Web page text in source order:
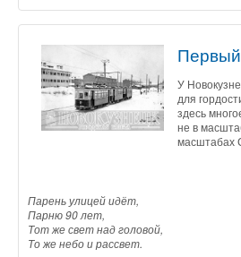
У
для
здесь
не в
масштабах
Парень улицей идёт,
Парню 90 лет,
Тот же свет над головой,
То же небо и рассвет.